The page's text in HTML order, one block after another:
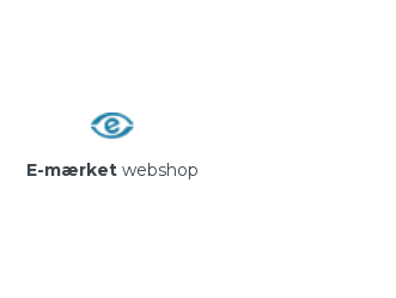
E-mærket webshop